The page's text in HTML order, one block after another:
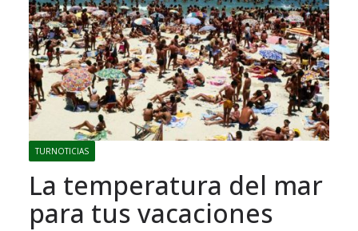
TURNOTICIAS
La temperatura del mar
para tus vacaciones